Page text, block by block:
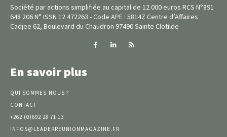
Société par actions simplifiée au capital de 12 000 euros RCS N°891
648 206 N° ISSN 12 472263 - Code APE : 5814Z Centre d’Affaires
Cadjee 62, Boulevard du Chaudron 97490 Sainte Clotilde
En savoir plus
QUI SOMMES-NOUS ?
CONTACT
+262 (0)692 28 71 13
INFOS@LEADERREUNIONMAGAZINE.FR